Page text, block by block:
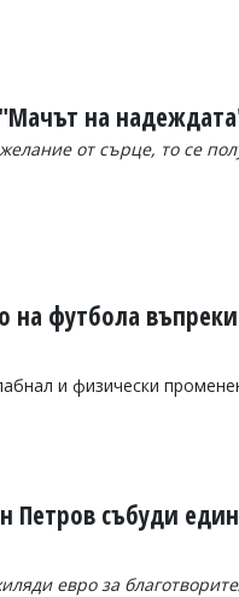
на
от сърце, то се
на футбола
и физически
Петров събуди
евро за